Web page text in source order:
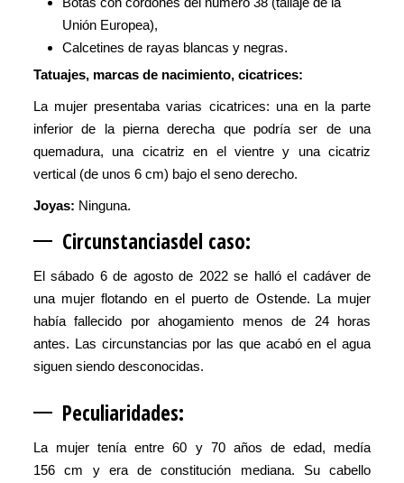
Unión Europea),
Calcetines de rayas blancas y negras.
Tatuajes, marcas de nacimiento, cicatrices:
La mujer presentaba varias cicatrices: una en la parte
inferior de la pierna derecha que podría ser de una
quemadura, una cicatriz en el vientre y una cicatriz
vertical (de unos 6 cm) bajo el seno derecho.
Joyas: Ninguna.
Circunstanciasdel caso:
El sábado 6 de agosto de 2022 se halló el cadáver de
una mujer flotando en el puerto de Ostende. La mujer
había fallecido por ahogamiento menos de 24 horas
antes. Las circunstancias por las que acabó en el agua
siguen siendo desconocidas.
Peculiaridades:
La mujer tenía entre 60 y 70 años de edad, medía
156 cm y era de constitución mediana. Su cabello